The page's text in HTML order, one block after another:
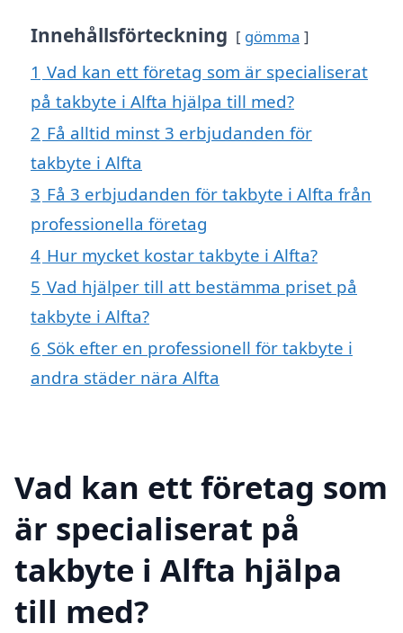
Innehållsförteckning gömma
1 Vad kan ett företag som är specialiserat
på takbyte i Alfta hjälpa till med?
2 Få alltid minst 3 erbjudanden för
takbyte i Alfta
3 Få 3 erbjudanden för takbyte i Alfta från
professionella företag
4 Hur mycket kostar takbyte i Alfta?
5 Vad hjälper till att bestämma priset på
takbyte i Alfta?
6 Sök efter en professionell för takbyte i
andra städer nära Alfta
Vad kan ett företag som
är specialiserat på
takbyte i Alfta hjälpa
till med?